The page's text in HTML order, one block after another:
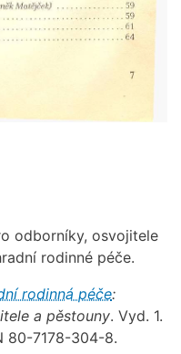
odborníky, osvojitele
rodinné péče.
rodinná péče:
a pěstouny. Vyd. 1.
80-7178-304-8.